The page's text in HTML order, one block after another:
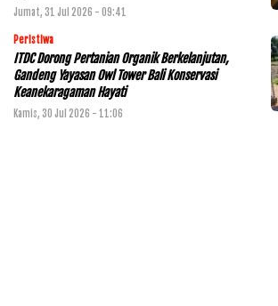
Jumat, 31 Jul 2026 - 09:41
Peristiwa
ITDC Dorong Pertanian Organik Berkelanjutan,
Gandeng Yayasan Owl Tower Bali Konservasi
Keanekaragaman Hayati
Kamis, 30 Jul 2026 - 11:06